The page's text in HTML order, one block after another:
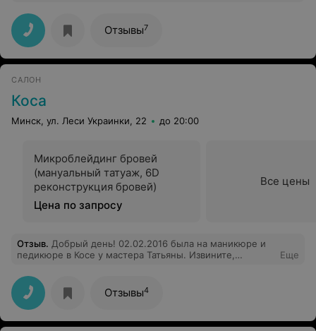
профессионал от бога.
Отзывы7
САЛОН
Коса
Минск, ул. Леси Украинки, 22 до 20:00
Микроблейдинг бровей
(мануальный татуаж, 6D
реконструкция бровей)
Цена по запросу
Все цены
Отзыв. Добрый день! 02.02.2016 была на маникюре и
педикюре в Косе у мастера Татьяны. Извините,
мастеру бы поучиться надо прежде чем браться за
работу. У меня сегодня болят практически все пальцы,
все порезано! Шеллак на руках нанесен очень
неаккуратно, с ногами та же беда. Уважаемая
администрация салона, если хотите заработать более-
Еще
Отзывы4